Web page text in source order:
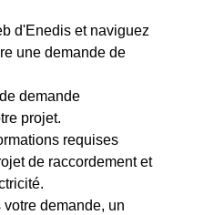
d'Enedis et naviguez
une demande de
demande
projet.
requises
de raccordement et
demande, un